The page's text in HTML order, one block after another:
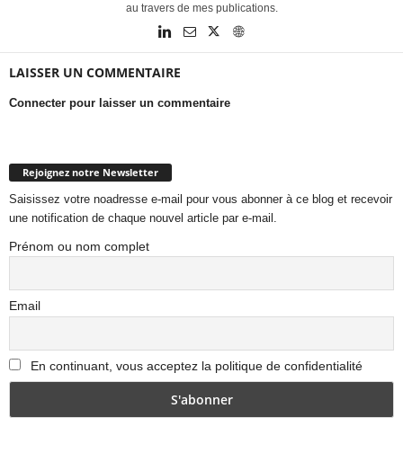
au travers de mes publications.
LAISSER UN COMMENTAIRE
Connecter pour laisser un commentaire
Rejoignez notre Newsletter
Saisissez votre noadresse e-mail pour vous abonner à ce blog et recevoir
une notification de chaque nouvel article par e-mail.
Prénom ou nom complet
Email
En continuant, vous acceptez la politique de confidentialité